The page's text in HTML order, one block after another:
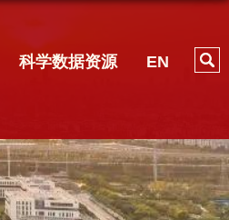
科学数据资源 EN